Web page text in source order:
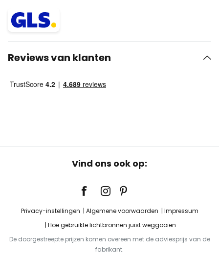
Reviews van klanten
Vind ons ook op:
Privacy-instellingen Algemene voorwaarden
Impressum
Hoe gebruikte lichtbronnen juist weggooien
De doorgestreepte prijzen komen overeen met de adviesprijs van de
fabrikant.